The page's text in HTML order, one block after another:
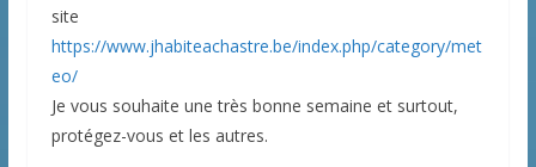
site
https://www.jhabiteachastre.be/index.php/category/met
eo/
Je vous souhaite une très bonne semaine et surtout,
protégez-vous et les autres.